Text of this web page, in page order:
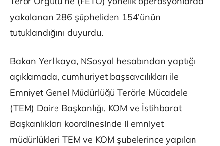
yakalanan 286 şüpheliden 154’ünün
tutuklandığını duyurdu.
Bakan Yerlikaya, NSosyal hesabından yaptığı
açıklamada, cumhuriyet başsavcılıkları ile
Emniyet Genel Müdürlüğü Terörle Mücadele
(TEM) Daire Başkanlığı, KOM ve İstihbarat
Başkanlıkları koordinesinde il emniyet
müdürlükleri TEM ve KOM şubelerince yapılan